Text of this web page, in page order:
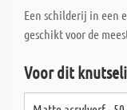
Een schilderij in een
geschikt voor de
Voor dit